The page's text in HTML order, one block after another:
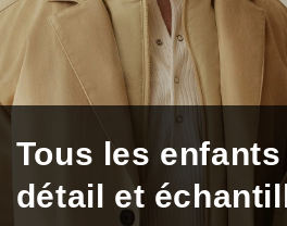
Tous les
détail et